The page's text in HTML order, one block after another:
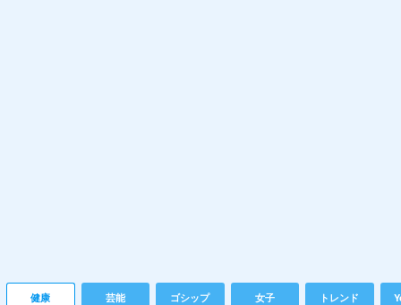
健康 芸能 ゴシップ 女子 トレンド